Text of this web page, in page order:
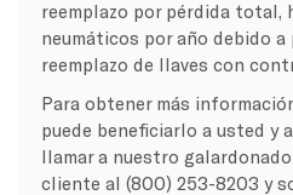
reemplazo por pérdida total,
neumáticos por año debido
reemplazo de llaves con
Para obtener más
puede beneficiarlo a usted y
llamar a nuestro
cliente al (800) 253-8203 y